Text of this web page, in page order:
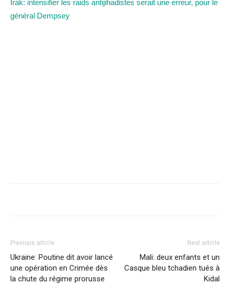
Irak: intensifier les raids antijihadistes serait une erreur, pour le
général Dempsey
Previous article
Ukraine: Poutine dit avoir lancé
une opération en Crimée dès
la chute du régime prorusse
Next article
Mali: deux enfants et un
Casque bleu tchadien tués à
Kidal